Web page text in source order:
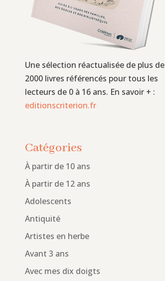
Une sélection réactualisée de plus de
2000 livres référencés pour tous les
lecteurs de 0 à 16 ans. En savoir + :
editionscriterion.fr
Catégories
À partir de 10 ans
À partir de 12 ans
Adolescents
Antiquité
Artistes en herbe
Avant 3 ans
Avec mes dix doigts